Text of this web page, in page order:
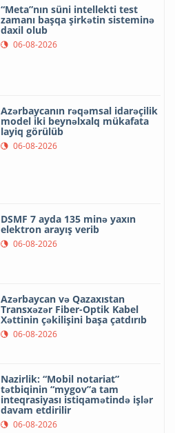
“Meta”nın süni intellekti test
zamanı başqa şirkətin sisteminə
daxil olub
06-08-2026
Azərbaycanın rəqəmsal idarəçilik
model iki beynəlxalq mükafata
layiq görülüb
06-08-2026
DSMF 7 ayda 135 minə yaxın
elektron arayış verib
06-08-2026
Azərbaycan və Qazaxıstan
Transxəzər Fiber-Optik Kabel
Xəttinin çəkilişini başa çatdırıb
06-08-2026
Nazirlik: “Mobil notariat”
tətbiqinin “mygov”a tam
inteqrasiyası istiqamətində işlər
davam etdirilir
06-08-2026